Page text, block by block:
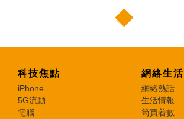
科技焦點
iPhone
5G流動
電腦
網絡生活
網絡熱話
生活情報
筍買着數